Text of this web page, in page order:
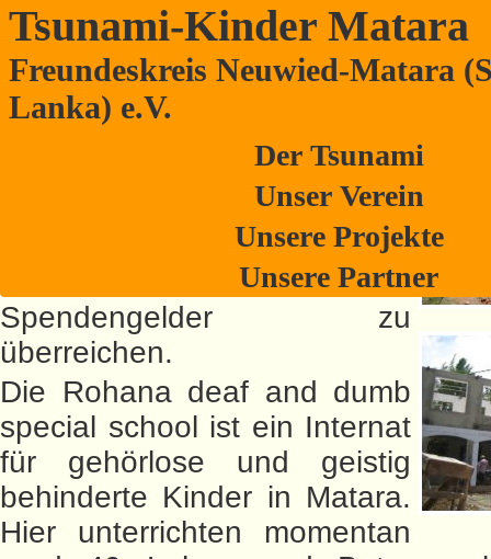
Tsunami-Kinder Matara
Freundeskreis Neuwied-Matara
Lanka) e.V.
Der Tsunami
Unser Verein
Unsere Projekte
Unsere Partner
Eindrücke von der Rohana Special
Eine Neuwieder Delegation
besuchte im Februar 2009
die Rohana Special School,
um das Bauvorhaben zu
konkretisieren und die
Spendengelder zu
überreichen.
Die Rohana deaf and dumb
special school ist ein Internat
für gehörlose und geistig
behinderte Kinder in Matara.
Hier unterrichten momentan